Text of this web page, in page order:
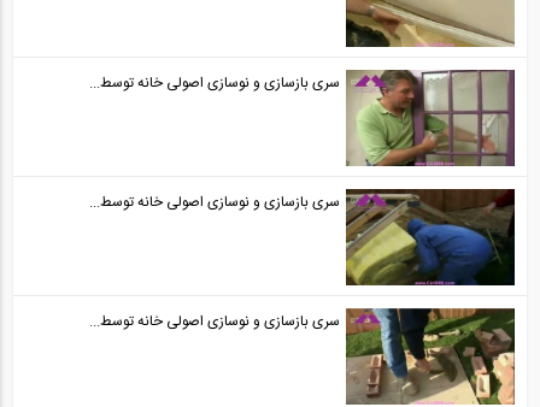
سری بازسازی و نوسازی اصولی خانه توسط...
سری بازسازی و نوسازی اصولی خانه توسط...
سری بازسازی و نوسازی اصولی خانه توسط...